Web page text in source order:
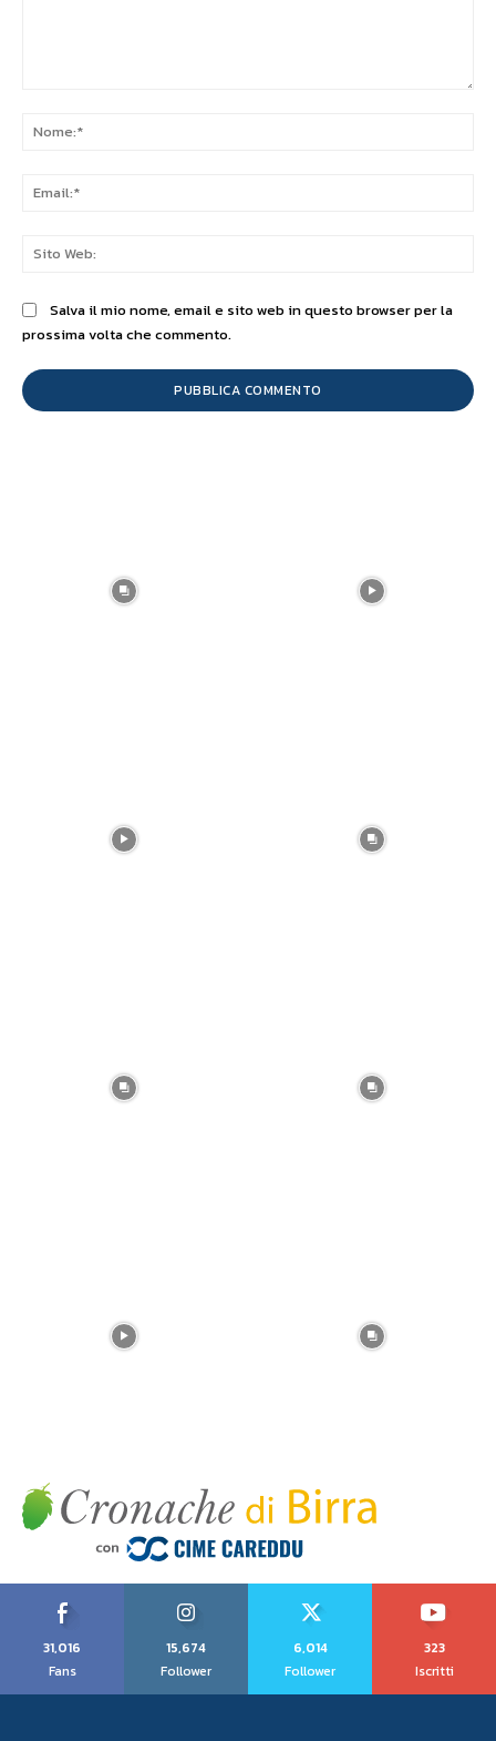
Salva il mio nome, email e sito web in questo browser per la
prossima volta che commento.
31,016
Fans
15,674
Follower
6,014
Follower
323
Iscritti